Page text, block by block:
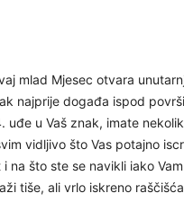
mlad Mjesec otvara
najprije događa ispod
uđe u Vaš znak, imate
vidljivo što Vas potajno
na što ste se navikli iako
tiše, ali vrlo iskreno